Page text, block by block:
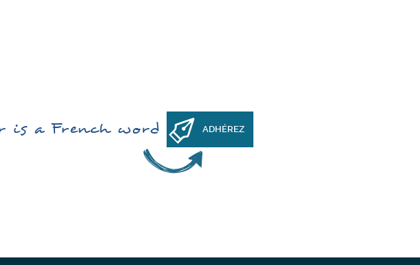
is aFrench word ADHÉREZ